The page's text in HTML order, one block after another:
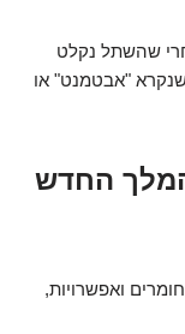
שהשתל נקלט
"אבטמנט" או
החדש
ואפשרויות,